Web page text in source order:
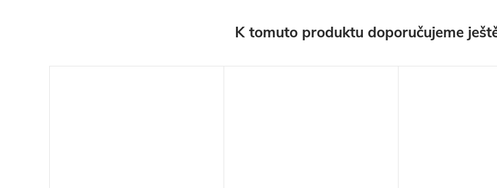
K tomuto produktu doporučujeme